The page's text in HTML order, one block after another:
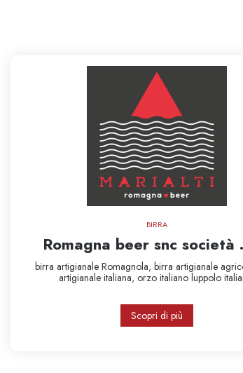
BIRRA
Romagna beer snc società
birra artigianale Romagnola, birra artigianale
artigianale italiana, orzo italiano luppolo
Scopri di più